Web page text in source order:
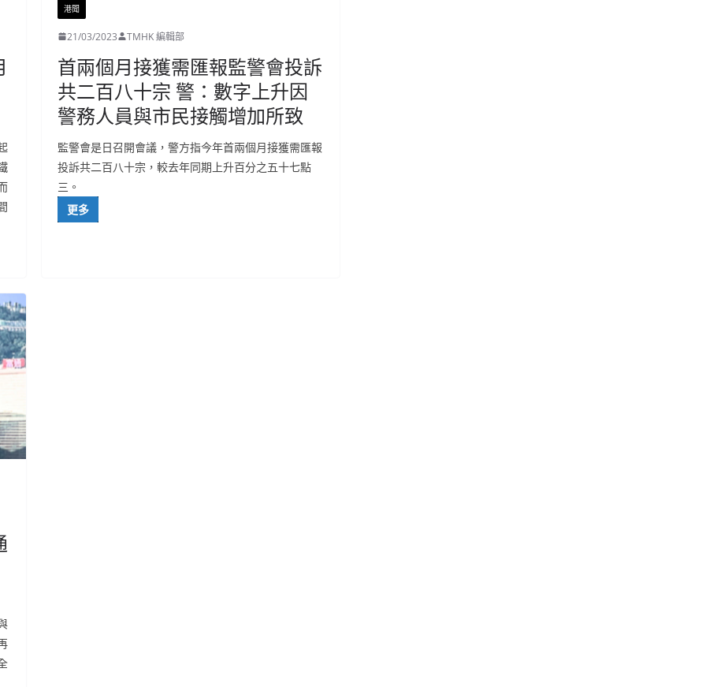
港聞
21/03/2023 TMHK 編輯部
首兩個月接獲需匯報監警會投訴
共二百八十宗 警：數字上升因
警務人員與市民接觸增加所致
監警會是日召開會議，警方指今年首兩個月接獲需匯報
投訴共二百八十宗，較去年同期上升百分之五十七點
三。
更多